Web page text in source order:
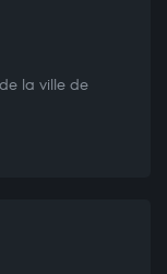
la ville de